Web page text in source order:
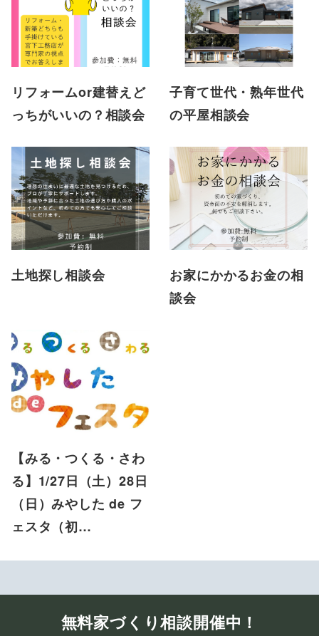
リフォームor建替えど
っちがいいの？相談会
子育て世代・熟年世代
の平屋相談会
土地探し相談会
お家にかかるお金の相
談会
【みる・つくる・さわ
る】1/27日（土）28日
（日）みやした de フ
ェスタ（初…
無料家づくり相談開催中！